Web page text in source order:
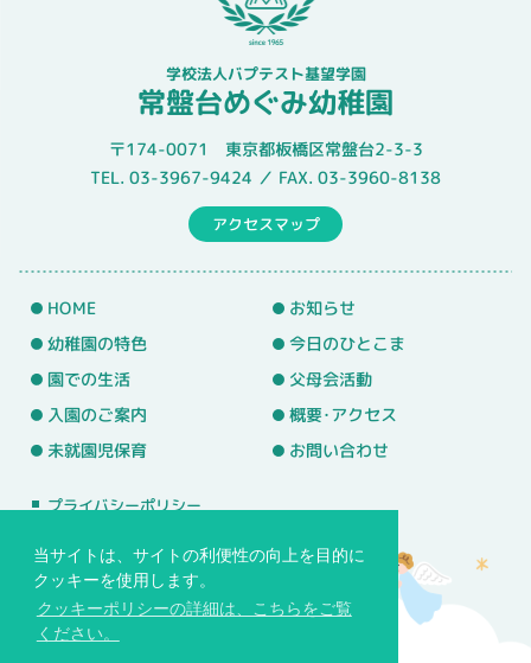
学校法人バプテスト基望学園
常盤台めぐみ幼稚園
〒174-0071 東京都板橋区常盤台2-3-3
TEL. 03-3967-9424 ／ FAX. 03-3960-8138
アクセスマップ
HOME
幼稚園の特色
園での生活
入園のご案内
未就園児保育
お知らせ
今日のひとこま
父母会活動
概要･アクセス
お問い合わせ
プライバシーポリシー
当サイトは、サイトの利便性の向上を目的に
クッキーを使用します。
クッキーポリシーの詳細は、こちらをご覧
ください。